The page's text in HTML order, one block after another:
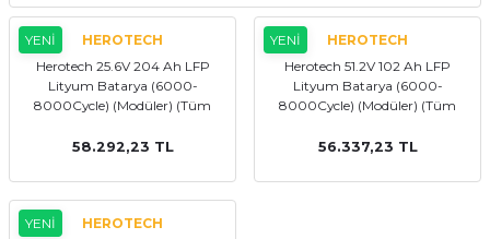
YENİ
HEROTECH
Herotech 25.6V 204 Ah LFP
Lityum Batarya (6000-
8000Cycle) (Modüler) (Tüm
58.292,23 TL
YENİ
HEROTECH
Herotech 51.2V 102 Ah LFP
Lityum Batarya (6000-
8000Cycle) (Modüler) (Tüm
56.337,23 TL
YENİ
HEROTECH